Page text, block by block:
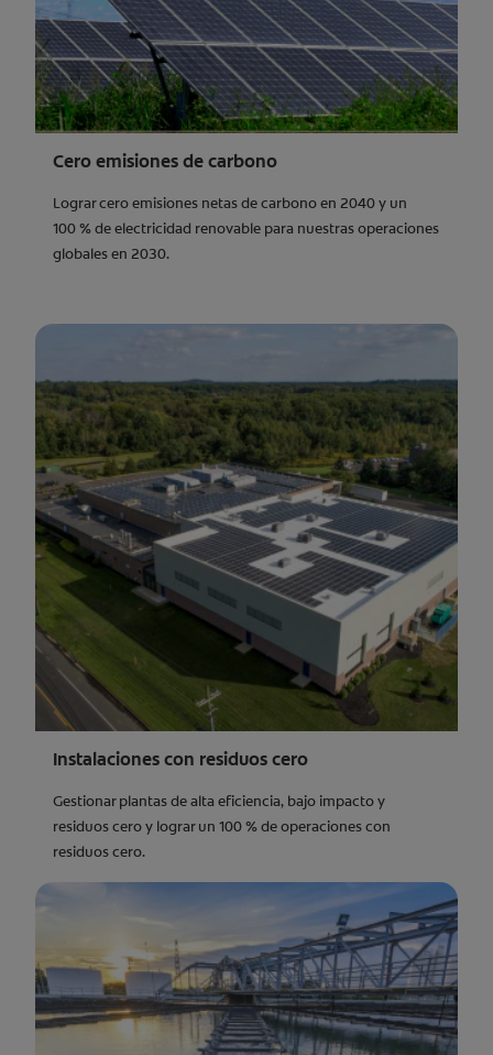
Cero emisiones de carbono
Lograr cero emisiones netas de carbono en 2040 y un
100 % de electricidad renovable para nuestras operaciones
globales en 2030.
Instalaciones con residuos cero
Gestionar plantas de alta eficiencia, bajo impacto y
residuos cero y lograr un 100 % de operaciones con
residuos cero.